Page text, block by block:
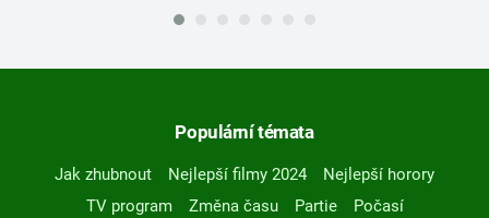
Populární témata
Jak zhubnout Nejlepší filmy 2024
Nejlepší horory
TV program
Změna času Partie
Počasí